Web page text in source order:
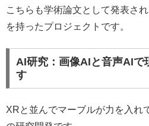
こちらも学術論文として発表さ
を持ったプロジェクトです。
AI研究：画像AIと音声AIで
す
XRと並んでマーブルが力を入れ